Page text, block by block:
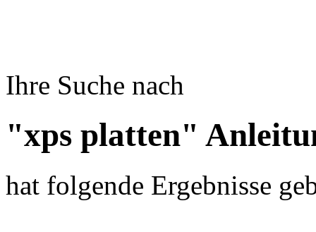
Ihre Suche nach
"xps platten"
hat folgende Ergebnisse